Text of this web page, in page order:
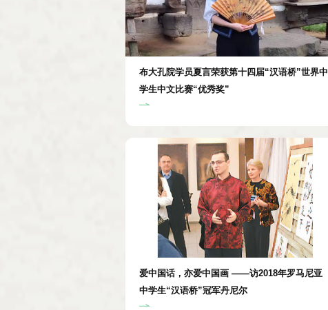
布大孔院学员夏言荣获第十四届“汉语桥”世界中
学生中文比赛“优秀奖”
爱中国话，亦爱中国画 ——访2018年罗马尼亚
中学生“汉语桥”冠军丹尼尔